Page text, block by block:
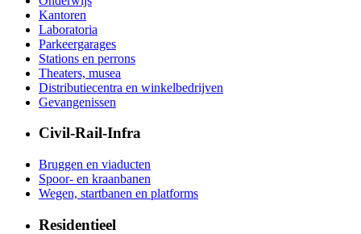
Kantoren
Laboratoria
Parkeergarages
Stations en perrons
Theaters, musea
Distributiecentra en winkelbedrijven
Gevangenissen
Civil-Rail-Infra
Bruggen en viaducten
Spoor- en kraanbanen
Wegen, startbanen en platforms
Residentieel